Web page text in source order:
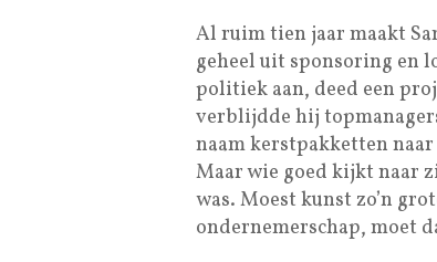
Al ruim tien jaar maakt
geheel uit sponsoring en
politiek aan, deed een
verblijdde hij
naam kerstpakketten
Maar wie goed kijkt naar
was. Moest kunst zo’n
ondernemerschap, moet